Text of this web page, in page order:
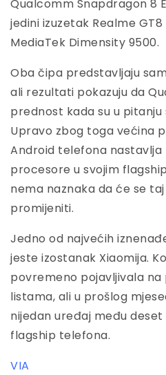
Qualcomm Snapdragon 8
jedini izuzetak Realme
MediaTek Dimensity 9500.
Oba čipa predstavljaju
ali rezultati pokazuju da
prednost kada su u
Upravo zbog toga većina
Android telefona
procesore u svojim
nema naznaka da će se
promijeniti.
Jedno od najvećih
jeste izostanak Xiaomija.
povremeno pojavljivala na
listama, ali u prošlog
nijedan uređaj među
flagship telefona.
VIA